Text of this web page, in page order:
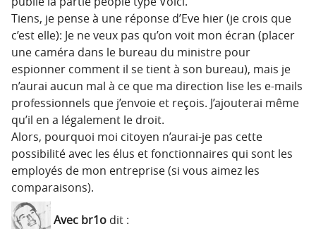
Tiens, je pense à une réponse d’Eve hier (je crois que
c’est elle): Je ne veux pas qu’on voit mon écran (placer
une caméra dans le bureau du ministre pour
espionner comment il se tient à son bureau), mais je
n’aurai aucun mal à ce que ma direction lise les e-mails
professionnels que j’envoie et reçois. J’ajouterai même
qu’il en a légalement le droit.
Alors, pourquoi moi citoyen n’aurai-je pas cette
possibilité avec les élus et fonctionnaires qui sont les
employés de mon entreprise (si vous aimez les
comparaisons).
Avec br1o dit :